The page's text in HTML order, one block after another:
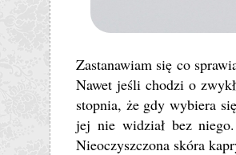
Zastanawiam się co
Nawet jeśli chodzi o
stopnia, że gdy wybiera
jej nie widział bez
Nieoczyszczona skóra